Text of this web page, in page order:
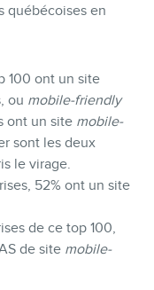
québécoises en
100 ont un site
ou mobile-friendly
ont un site mobile-
sont les deux
le virage.
52% ont un site
de ce top 100,
de site mobile-